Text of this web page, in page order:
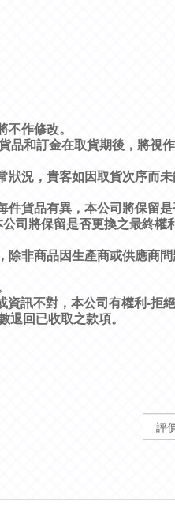
作修改。
品和訂金在取貨期後，將視
況，貴客如因取貨次序而
貨品有異，本公司將保留是
司將保留是否更換之最終權
非商品因生產商或供應商
資訊不對，本公司有權利-拒
回已收取之款項。